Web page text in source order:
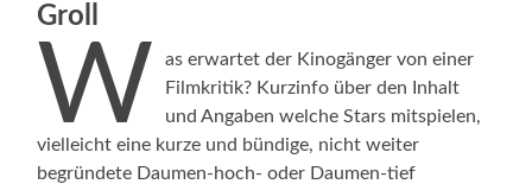
Groll
W
as erwartet der Kinogänger von einer
Filmkritik? Kurzinfo über den Inhalt
und Angaben welche Stars mitspielen,
vielleicht eine kurze und bündige, nicht weiter
begründete Daumen-hoch- oder Daumen-tief